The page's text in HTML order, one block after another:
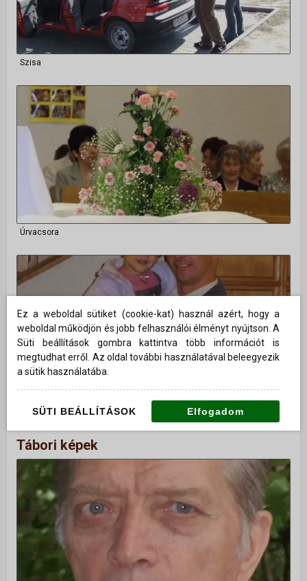
Szisa
Úrvacsora
Tábori képek
Ez a weboldal sütiket (cookie-kat) használ azért, hogy a
weboldal működjön és jobb felhasználói élményt nyújtson. A
Süti beállítások gombra kattintva több információt is
megtudhat erről. Az oldal további használatával beleegyezik
a sütik használatába.
SÜTI BEÁLLÍTÁSOK Elfogadom